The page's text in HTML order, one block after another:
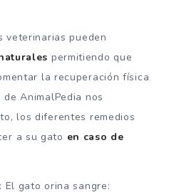
veterinarias pueden
permitiendo que
la recuperación física
AnimalPedia nos
los diferentes remedios
a su gato en caso de
El gato orina sangre: